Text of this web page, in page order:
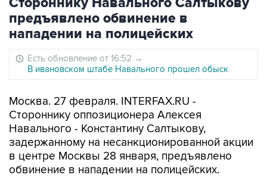
предъявлено обвинение в
нападении на полицейских
Есть обновление от 16:52 →
В ивановском штабе Навального прошел обыск
Москва. 27 февраля. INTERFAX.RU -
Стороннику оппозиционера Алексея
Навального - Константину Салтыкову,
задержанному на несанкционированной акции
в центре Москвы 28 января, предъявлено
обвинение в нападении на полицейских.